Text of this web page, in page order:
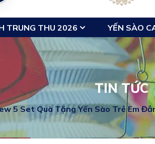
TRUNG THU 2026 YẾN SÀO
TIN TỨC
5 Set Quà Tặng Yến Sào Trẻ Em